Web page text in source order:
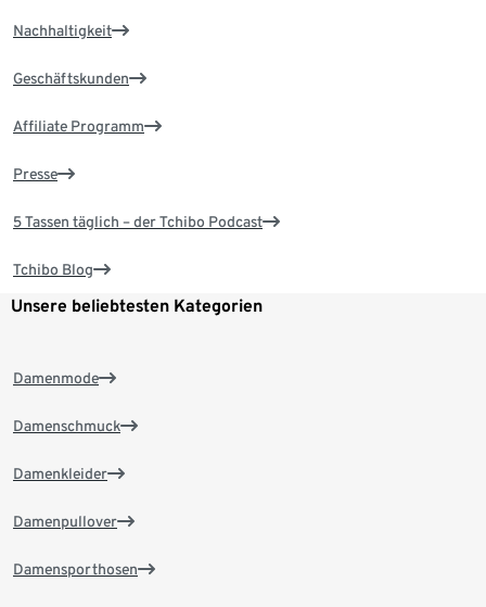
Nachhaltigkeit
Geschäftskunden
Affiliate Programm
Presse
5 Tassen täglich – der Tchibo Podcast
Tchibo Blog
Unsere beliebtesten Kategorien
Damenmode
Damenschmuck
Damenkleider
Damenpullover
Damensporthosen